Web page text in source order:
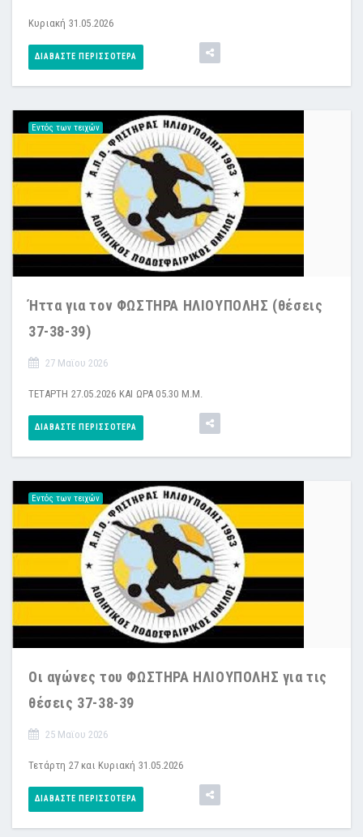
Κυριακή 31.05.2026
ΔΙΑΒΆΣΤΕ ΠΕΡΙΣΣΌΤΕΡΑ
Εντός των τειχών
Ήττα για τον ΦΩΣΤΗΡΑ ΗΛΙΟΥΠΟΛΗΣ (θέσεις
37-38-39)
27 Μαϊου 2026
ΤΕΤΑΡΤΗ 27.05.2026 ΚΑΙ ΩΡΑ 05.30 Μ.Μ.
ΔΙΑΒΆΣΤΕ ΠΕΡΙΣΣΌΤΕΡΑ
Εντός των τειχών
Οι αγώνες του ΦΩΣΤΗΡΑ ΗΛΙΟΥΠΟΛΗΣ για τις
θέσεις 37-38-39
25 Μαϊου 2026
Τετάρτη 27 και Κυριακή 31.05.2026
ΔΙΑΒΆΣΤΕ ΠΕΡΙΣΣΌΤΕΡΑ